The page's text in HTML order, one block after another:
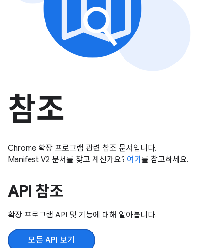
참조
Chrome 확장 프로그램 관련 참조 문서입니다.
Manifest V2 문서를 찾고 계신가요? 여기 를 참고하세요.
API 참조
확장 프로그램 API 및 기능에 대해 알아봅니다.
모든 API 보기